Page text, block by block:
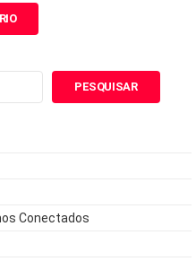
PESQUISAR
Conectados